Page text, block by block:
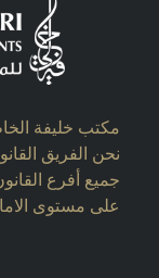
مكتب خليفة
نحن الفريق
جميع أفرع
على مستوى